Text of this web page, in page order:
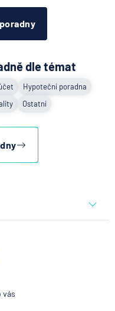
dle témat
Hypoteční poradna
Ostatní
v Partners App
vás